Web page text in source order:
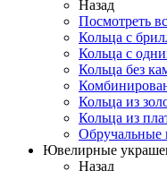
Назад
Посмотреть
Кольца с
Кольца с
Кольца без
Кольца из
Кольца из
Обручальные
Ювелирные
Назад